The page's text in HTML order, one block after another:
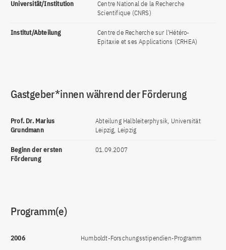
Universität/Institution
Centre National de la Recherche
Scientifique (CNRS)
Institut/Abteilung
Centre de Recherche sur l'Hétéro-
Epitaxie et ses Applications (CRHEA)
Gastgeber*innen während der Förderung
Prof. Dr. Marius
Grundmann
Abteilung Halbleiterphysik, Universität
Leipzig, Leipzig
Beginn der ersten
Förderung
01.09.2007
Programm(e)
2006 Humboldt-Forschungsstipendien-Programm